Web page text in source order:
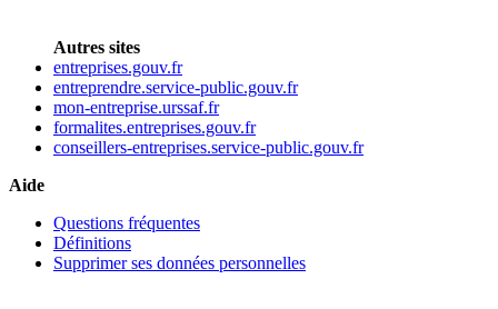
Autres sites
entreprises.gouv.fr
entreprendre.service-public.gouv.fr
mon-entreprise.urssaf.fr
formalites.entreprises.gouv.fr
conseillers-entreprises.service-public.gouv.fr
Aide
Questions fréquentes
Définitions
Supprimer ses données personnelles